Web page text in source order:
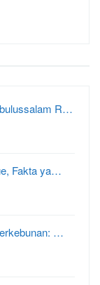
R…
Fakta ya…
…